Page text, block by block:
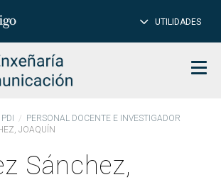
UTILIDADES
PERSONAL DOCENTE E INVESTIGADOR
JOAQUÍN
Sánchez,